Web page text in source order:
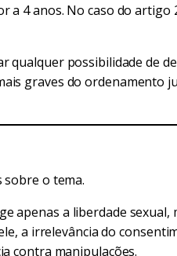
a 4 anos. No caso do artigo
qualquer possibilidade de
graves do ordenamento
o tema.
apenas a liberdade sexual,
a irrelevância do
contra manipulações.